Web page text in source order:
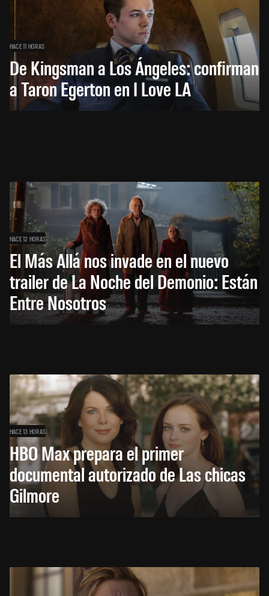
HACE 11 HORAS
De Kingsman a Los Ángeles: confirman
a Taron Egerton en I Love LA
HACE 12 HORAS
El Más Allá nos invade en el nuevo
trailer de La Noche del Demonio: Están
Entre Nosotros
HACE 13 HORAS
HBO Max prepara el primer
documental autorizado de Las chicas
Gilmore